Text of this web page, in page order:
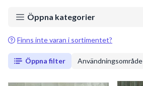
Öppna kategorier
Finns inte varan i sortimentet?
Öppna filter Användningsområde